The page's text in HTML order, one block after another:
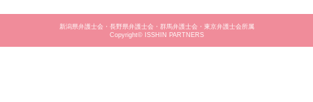
新潟県弁護士会・長野県弁護士会・群馬弁護士会・東京弁護士会所属
Copyright© ISSHIN PARTNERS